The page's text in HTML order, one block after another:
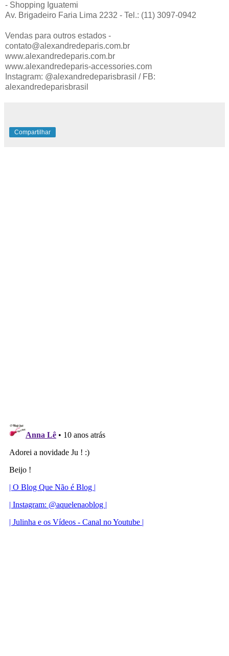
- Shopping Iguatemi
Av. Brigadeiro Faria Lima 2232 - Tel.: (11) 3097-0942
Vendas para outros estados -
contato@alexandredeparis.com.br
www.alexandredeparis.com.br
www.alexandredeparis-accessories.com
Instagram: @alexandredeparisbrasil / FB:
alexandredeparisbrasil
Compartilhar